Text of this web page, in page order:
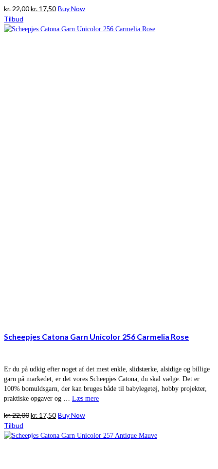
kr.22,00Den
pris
kr. 17,50Den
pris
Buy Now
Tilbud
Scheepjes Catona Garn Unicolor 256 Carmelia Rose
Er du på udkig efter noget af det mest enkle, slidstærke, alsidige og billige
garn på markedet, er det vores Scheepjes Catona, du skal vælge. Det er
100% bomuldsgarn, der kan bruges både til babylegetøj, hobby projekter,
praktiske opgaver og … Læs mere
kr.22,00Den
pris
kr. 17,50Den
pris
Buy Now
Tilbud